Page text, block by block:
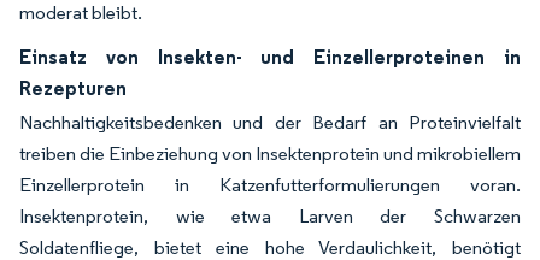
moderat bleibt.
Einsatz von Insekten- und Einzellerproteinen in
Rezepturen
Nachhaltigkeitsbedenken und der Bedarf an Proteinvielfalt
treiben die Einbeziehung von Insektenprotein und mikrobiellem
Einzellerprotein in Katzenfutterformulierungen voran.
Insektenprotein, wie etwa Larven der Schwarzen
Soldatenfliege, bietet eine hohe Verdaulichkeit, benötigt